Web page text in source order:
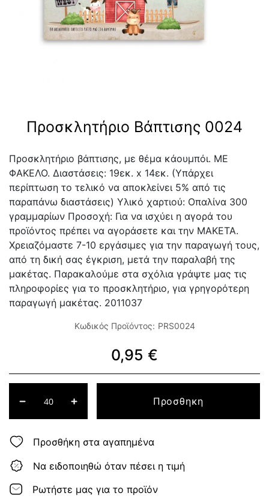
Προσκλητήριο Βάπτισης 0024
Προσκλητήριο βάπτισης, με θέμα κάουμπόι. ΜΕ
ΦΑΚΕΛΟ. Διαστάσεις: 19εκ. x 14εκ. (Υπάρχει
περίπτωση το τελικό να αποκλείνει 5% από τις
παραπάνω διαστάσεις) Υλικό χαρτιού: Οπαλίνα 300
γραμμαρίων Προσοχή: Για να ισχύει η αγορά του
προϊόντος πρέπει να αγοράσετε και την ΜΑΚΕΤΑ.
Χρειαζόμαστε 7-10 εργάσιμες για την παραγωγή τους,
από τη δική σας έγκριση, μετά την παραλαβή της
μακέτας. Παρακαλούμε στα σχόλια γράψτε μας τις
πληροφορίες για το προσκλητήριο, για γρηγορότερη
παραγωγή μακέτας. 2011037
Κωδικός Προϊόντος: PRS0024
0,95 €
Προσθηκη
Προσθήκη στα αγαπημένα
Να ειδοποιηθώ όταν πέσει η τιμή
Ρωτήστε μας για το προϊόν